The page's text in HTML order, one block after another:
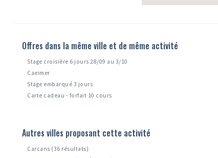
Offres dans la même ville et de même activité
Stage croisière 6 jours 28/09 au 3/10
Caeimer
Stage embarqué 3 jours
Carte cadeau - forfait 10 cours
Autres villes proposant cette activité
Carcans (36 résultats)